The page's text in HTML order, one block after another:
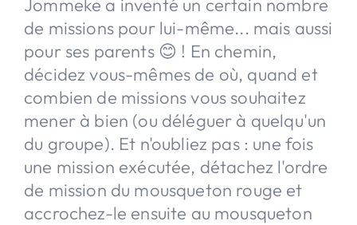
Jommeke a inventé un certain nombre
de missions pour lui-même... mais aussi
pour ses parents 😊 ! En chemin,
décidez vous-mêmes de où, quand et
combien de missions vous souhaitez
mener à bien (ou déléguer à quelqu'un
du groupe). Et n'oubliez pas : une fois
une mission exécutée, détachez l'ordre
de mission du mousqueton rouge et
accrochez-le ensuite au mousqueton